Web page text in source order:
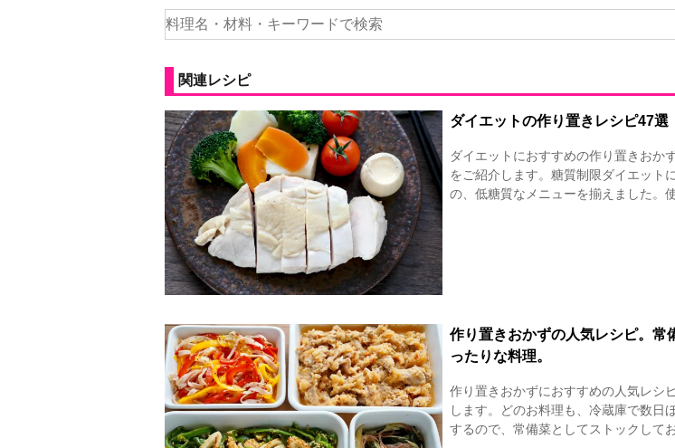
関連レシピ
ダイエットの作り置きレシピ47選
ダイエットにおすすめの作り置きおか
をご紹介します。糖質制限ダイエット
の、低糖質なメニューを揃えました。
作り置きおかずの人気レシピ。常
ったりな料理。
作り置きおかずにおすすめの人気レシ
します。どのお料理も、冷蔵庫で数日
するので、常備菜としてストックして